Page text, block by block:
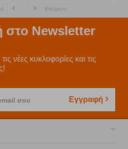
Επόμενο
στο Newsletter
νέες κυκλοφορίες και τις
σου Εγγραφή